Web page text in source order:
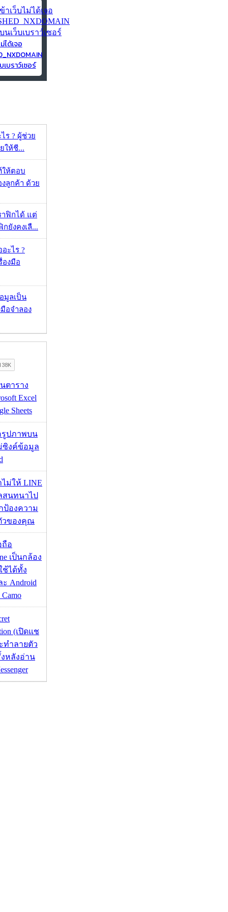
ได้เจอ
บราว์เซอร์
ร ? ผู้ช่วย
ให้ชี...
ห้ตอบ
ลูกค้า ด้วย
าฟิกได้ แต่
ยังคงเลื...
ะไร ?
องมือ
มูลเป็น
อจำลอง
ตาราง
Excel
Sheets
รูปภาพบน
ซิงค์ข้อมูล
ม่ให้ LINE
สนทนาไป
ป้องความ
วของคุณ
ถือ
เป็นกล้อง
ช้ได้ทั้ง
ะ Android
(เปิดแช
ทำลายตัว
หลังอ่าน